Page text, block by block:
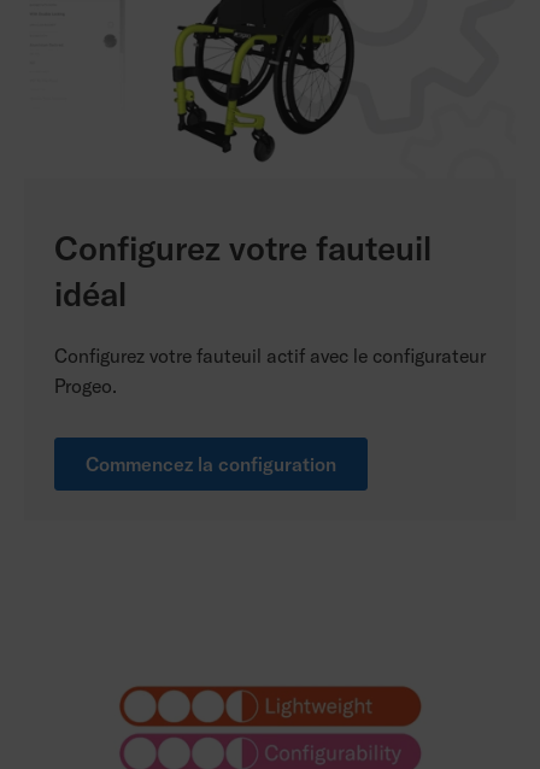
Configurez votre fauteuil
idéal
Configurez votre fauteuil actif avec le configurateur
Progeo.
Commencez la configuration